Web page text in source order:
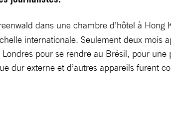
dans une chambre d’hôtel à
internationale. Seulement deux mois
pour se rendre au Brésil, pour une
dur externe et d’autres appareils furent